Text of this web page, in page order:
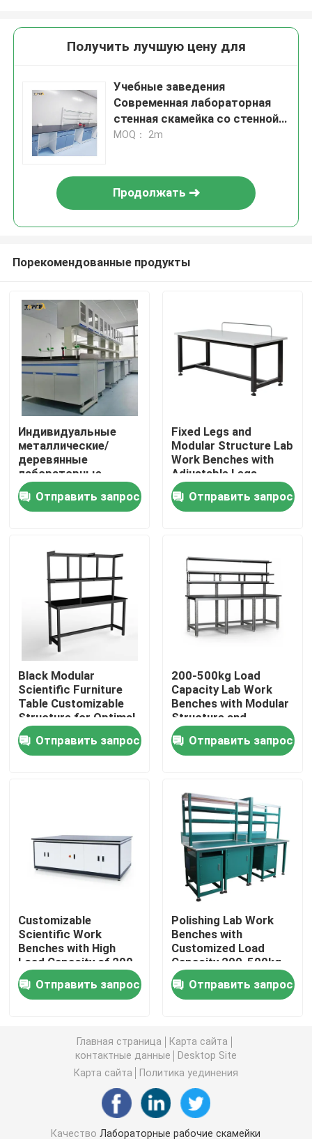
Продукция
VR - шоу
О Компании
Наша фабрика
контроль качества
контактные данные
Отправить запрос
Клобук перегара лаборатории
Лабораторный шкаф
Суд баланса лаборатории
Лабораторная скамейка
Аксессуары для лабораторной мебели
Лабораторный подъемный стул
Получить лучшую цену для
Учебные заведения
Современная лабораторная
стенная скамейка со стенной
конструкцией
MOQ： 2m
Продолжать
Порекомендованные продукты
Индивидуальные
металлические/
деревянные
лабораторные
рабочие станции -
идеальное решение
для ваших
пространстве
Отправить запрос
Fixed Legs and
Modular Structure Lab
Work Benches with
Adjustable Legs
Отправить запрос
Black Modular
Scientific Furniture
Table Customizable
Structure for Optimal
Functionality and
Space Utilization
Отправить запрос
200-500kg Load
Capacity Lab Work
Benches with Modular
Structure and
Optional Accessories
Отправить запрос
Customizable
Scientific Work
Benches with High
Load Capacity of 200-
500kg
Отправить запрос
Polishing Lab Work
Benches with
Customized Load
Capacity 200-500kg
and Powder Coating
Отправить запрос
Главная страница
Карта сайта
контактные данные
Desktop Site
Карта сайта
Политика уединения
Качество Лабораторные рабочие скамейки